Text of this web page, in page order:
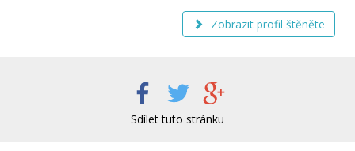
Zobrazit profil štěněte
Sdílet tuto stránku